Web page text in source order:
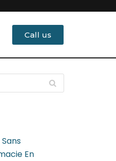
Call us
En